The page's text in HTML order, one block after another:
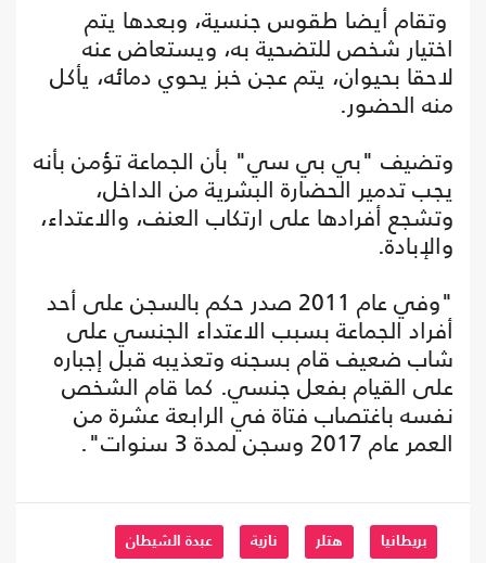
وتقام أيضا طقوس جنسية، وبعدها يتم
اختيار شخص للتضحية به، ويستعاض عنه
لاحقا بحيوان، يتم عجن خبز يحوي دمائه، يأكل
منه الحضور.
وتضيف "بي بي سي" بأن الجماعة تؤمن بأنه
يجب تدمير الحضارة البشرية من الداخل،
وتشجع أفرادها على ارتكاب العنف، والاعتداء،
والإبادة.
"وفي عام 2011 صدر حكم بالسجن على أحد
أفراد الجماعة بسبب الاعتداء الجنسي على
شاب ضعيف قام بسجنه وتعذيبه قبل إجباره
على القيام بفعل جنسي. كما قام الشخص
نفسه باغتصاب فتاة في الرابعة عشرة من
العمر عام 2017 وسجن لمدة 3 سنوات".
بريطانيا هتلر نازية عبدة الشيطان